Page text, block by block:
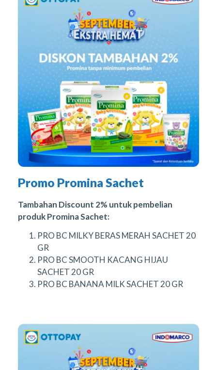
Promo Promina Sachet
Tambahan Discount 2% untuk pembelian
produk Promina Sachet:
PRO BC MILKY BERAS MERAH SACHET 20
GR
PRO BC SMOOTH KACANG HIJAU
SACHET 20 GR
PRO BC BANANA MILK SACHET 20 GR